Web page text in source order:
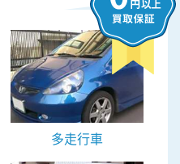
多走行車